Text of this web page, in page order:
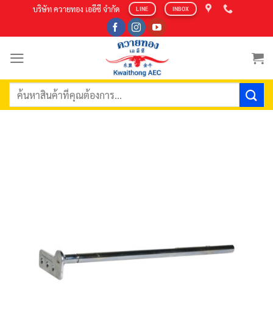
content
บริษัท ควายทอง เออีซี จำกัด LINE INBOX
ค้นหา: